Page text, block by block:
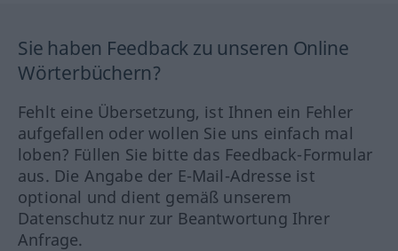
Sie haben Feedback zu unseren Online
Wörterbüchern?
Fehlt eine Übersetzung, ist Ihnen ein Fehler
aufgefallen oder wollen Sie uns einfach mal
loben? Füllen Sie bitte das Feedback-Formular
aus. Die Angabe der E-Mail-Adresse ist
optional und dient gemäß unserem
Datenschutz nur zur Beantwortung Ihrer
Anfrage.